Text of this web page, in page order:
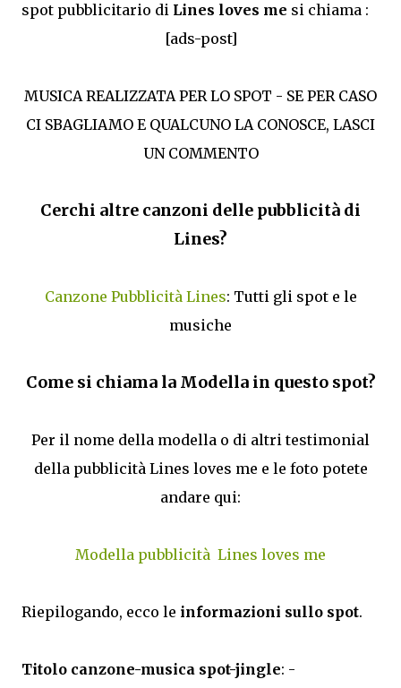
spot pubblicitario di Lines loves me si chiama :
[ads-post]
MUSICA REALIZZATA PER LO SPOT - SE PER CASO
CI SBAGLIAMO E QUALCUNO LA CONOSCE, LASCI
UN COMMENTO
Cerchi altre canzoni delle pubblicità di
Lines?
Canzone Pubblicità Lines: Tutti gli spot e le
musiche
Come si chiama la Modella in questo spot?
Per il nome della modella o di altri testimonial
della pubblicità Lines loves me e le foto potete
andare qui:
Modella pubblicità Lines loves me
Riepilogando, ecco le informazioni sullo spot.
Titolo canzone-musica spot-jingle: -